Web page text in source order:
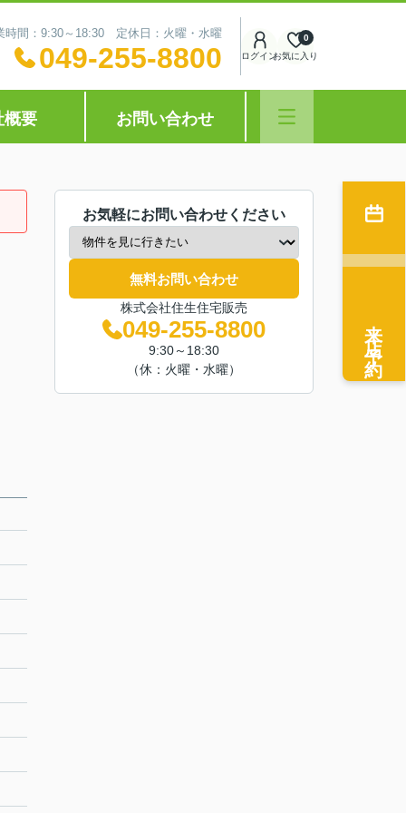
時間：9:30～18:30 定休日：火曜・水曜
049-255-8800 ログインお気に入り
0
概要 お問い合わせ
お気軽にお問い合わせください
無料お問い合わせ
株式会社住生住宅販売
049-255-8800
9:30～18:30
（休：火曜・水曜）
来店予約